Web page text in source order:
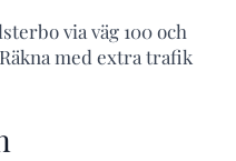
via väg 100 och
med extra trafik